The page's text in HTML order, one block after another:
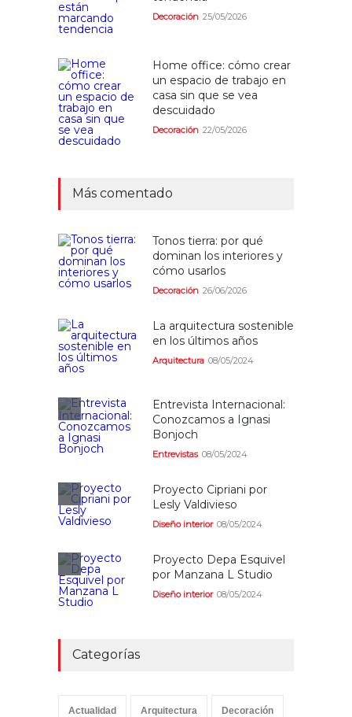
Decoración 25/05/2026
Home office: cómo crear
un espacio de trabajo en
casa sin que se vea
descuidado
Decoración 22/05/2026
Más comentado
Tonos tierra: por qué
dominan los interiores y
cómo usarlos
Decoración 26/06/2026
La arquitectura sostenible
en los últimos años
Arquitectura 08/05/2024
Entrevista Internacional:
Conozcamos a Ignasi
Bonjoch
Entrevistas 08/05/2024
Proyecto Cipriani por
Lesly Valdivieso
Diseño interior 08/05/2024
Proyecto Depa Esquivel
por Manzana L Studio
Diseño interior 08/05/2024
Categorías
Actualidad Arquitectura Decoración